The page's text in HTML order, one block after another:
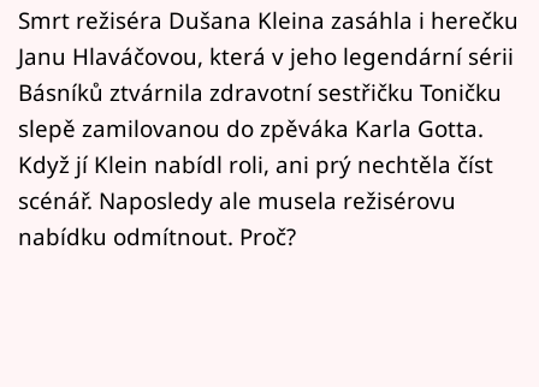
Přihlášení
Sledujte nás
Smrt režiséra Dušana Kleina zasáhla i herečku
Janu Hlaváčovou, která v jeho legendární sérii
Básníků ztvárnila zdravotní sestřičku Toničku
slepě zamilovanou do zpěváka Karla Gotta.
Když jí Klein nabídl roli, ani prý nechtěla číst
scénář. Naposledy ale musela režisérovu
nabídku odmítnout. Proč?